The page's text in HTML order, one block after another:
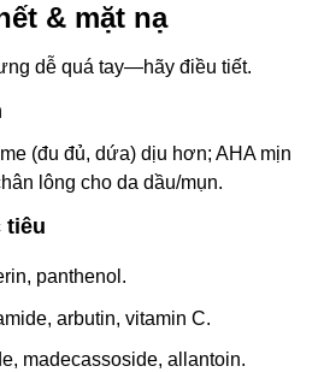
& mặt nạ
dễ quá tay—hãy điều tiết.
(đu đủ, dứa) dịu hơn; AHA mịn
lông cho da dầu/mụn.
tiêu
panthenol.
arbutin, vitamin C.
madecassoside, allantoin.